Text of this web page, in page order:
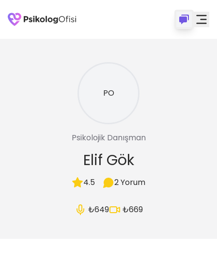
PO
Psikolojik Danışman
Elif Gök
4.5 2Yorum
₺649 ₺669